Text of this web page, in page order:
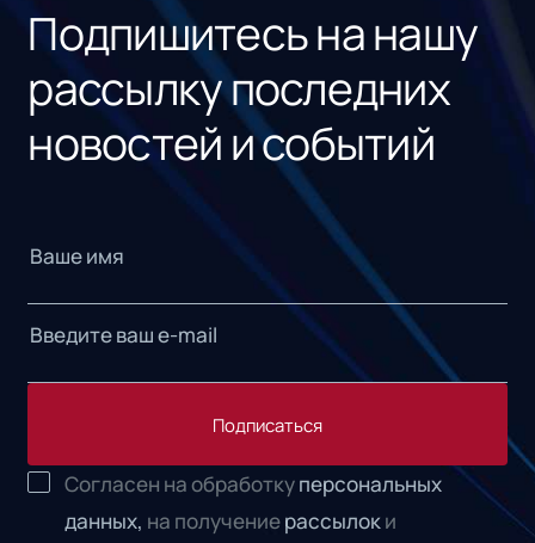
Подпишитесь на нашу
рассылку последних
новостей и событий
Подписаться
Согласен на обработкуперсональных
данных, на получениерассылоки